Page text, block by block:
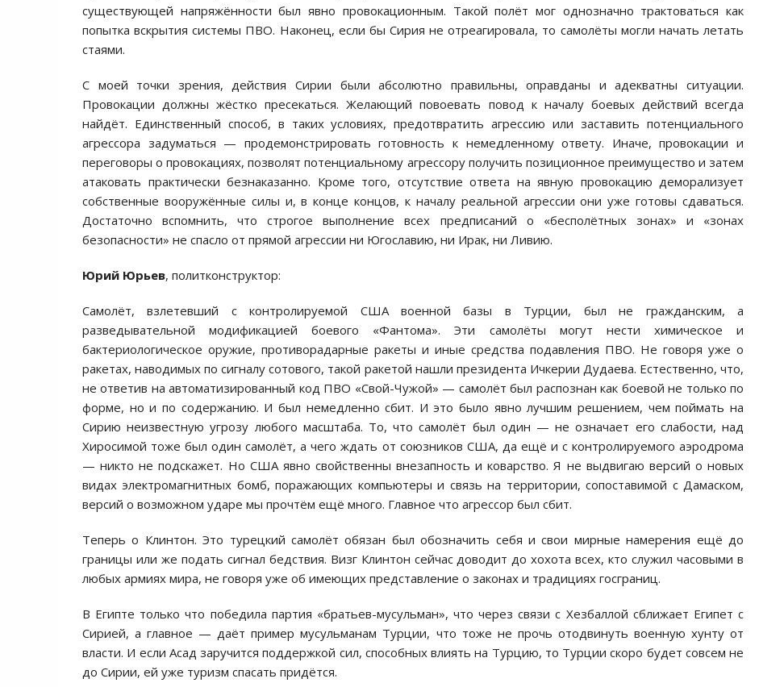
существующей напряжённости был явно провокационным. Такой полёт мог однозначно трактоваться как
попытка вскрытия системы ПВО. Наконец, если бы Сирия не отреагировала, то самолёты могли начать летать
стаями.
С моей точки зрения, действия Сирии были абсолютно правильны, оправданы и адекватны ситуации.
Провокации должны жёстко пресекаться. Желающий повоевать повод к началу боевых действий всегда
найдёт. Единственный способ, в таких условиях, предотвратить агрессию или заставить потенциального
агрессора задуматься — продемонстрировать готовность к немедленному ответу. Иначе, провокации и
переговоры о провокациях, позволят потенциальному агрессору получить позиционное преимущество и затем
атаковать практически безнаказанно. Кроме того, отсутствие ответа на явную провокацию деморализует
собственные вооружённые силы и, в конце концов, к началу реальной агрессии они уже готовы сдаваться.
Достаточно вспомнить, что строгое выполнение всех предписаний о «бесполётных зонах» и «зонах
безопасности» не спасло от прямой агрессии ни Югославию, ни Ирак, ни Ливию.
Юрий Юрьев, политконструктор:
Самолёт, взлетевший с контролируемой США военной базы в Турции, был не гражданским, а
разведывательной модификацией боевого «Фантома». Эти самолёты могут нести химическое и
бактериологическое оружие, противорадарные ракеты и иные средства подавления ПВО. Не говоря уже о
ракетах, наводимых по сигналу сотового, такой ракетой нашли президента Ичкерии Дудаева. Естественно, что,
не ответив на автоматизированный код ПВО «Свой-Чужой» — самолёт был распознан как боевой не только по
форме, но и по содержанию. И был немедленно сбит. И это было явно лучшим решением, чем поймать на
Сирию неизвестную угрозу любого масштаба. То, что самолёт был один — не означает его слабости, над
Хиросимой тоже был один самолёт, а чего ждать от союзников США, да ещё и с контролируемого аэродрома
— никто не подскажет. Но США явно свойственны внезапность и коварство. Я не выдвигаю версий о новых
видах электромагнитных бомб, поражающих компьютеры и связь на территории, сопоставимой с Дамаском,
версий о возможном ударе мы прочтём ещё много. Главное что агрессор был сбит.
Теперь о Клинтон. Это турецкий самолёт обязан был обозначить себя и свои мирные намерения ещё до
границы или же подать сигнал бедствия. Визг Клинтон сейчас доводит до хохота всех, кто служил часовыми в
любых армиях мира, не говоря уже об имеющих представление о законах и традициях госграниц.
В Египте только что победила партия «братьев-мусульман», что через связи с Хезбаллой сближает Египет с
Сирией, а главное — даёт пример мусульманам Турции, что тоже не прочь отодвинуть военную хунту от
власти. И если Асад заручится поддержкой сил, способных влиять на Турцию, то Турции скоро будет совсем не
до Сирии, ей уже туризм спасать придётся.